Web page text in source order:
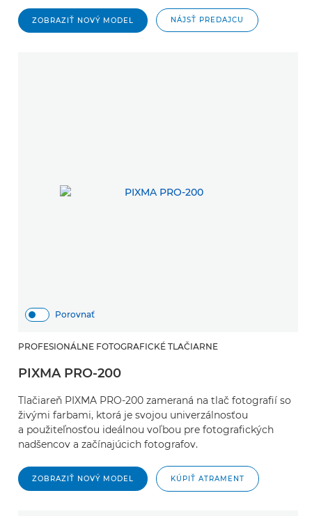
ZOBRAZIŤ NOVÝ MODEL NÁJSŤ PREDAJCU
Porovnať
PROFESIONÁLNE FOTOGRAFICKÉ TLAČIARNE
PIXMA PRO-200
Tlačiareň PIXMA PRO-200 zameraná na tlač fotografií so
živými farbami, ktorá je svojou univerzálnosťou
a použiteľnosťou ideálnou voľbou pre fotografických
nadšencov a začínajúcich fotografov.
ZOBRAZIŤ NOVÝ MODEL KÚPIŤ ATRAMENT